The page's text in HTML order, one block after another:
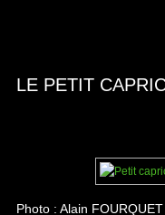
LE PETIT
Photo : Alain